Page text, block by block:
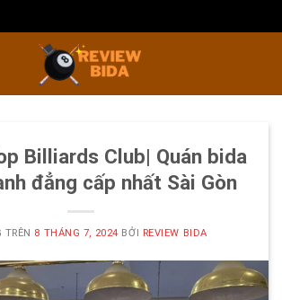
Billiards Club| Quán bida
đẳng cấp nhất Sài Gòn
8 THÁNG 7, 2024 BỞI REVIEW BIDA